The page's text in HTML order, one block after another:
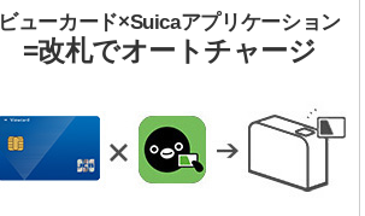
ビューカード×Suicaアプリケーション
=改札でオートチャージ